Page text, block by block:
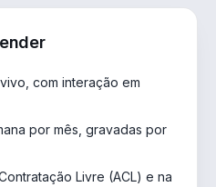
com interação em
por mês, gravadas por
Livre (ACL) e na